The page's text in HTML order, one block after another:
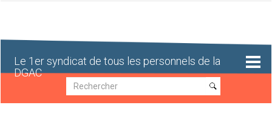
Le 1er syndicat de tous les personnels de la
DGAC
Recherche
Recherche